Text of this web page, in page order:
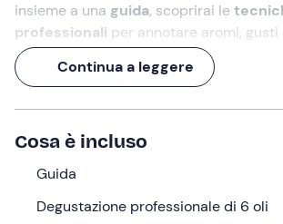
insieme a una guida, scoprirai le
professionali per annotare aromi,
autentiche del territorio delChianti
Cosa faremo
Firenze, nella cornice delle dolci colline
borgo storico dove incontreremo la
d’oliva.
Continua a leggere
Cosa è incluso
Guida
Degustazione professionale di 6 oli